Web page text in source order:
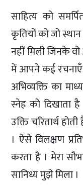
साहित्य को
कृतियों को जो
नहीं मिली जिनके
में आपने कई रचनाएँ
अभिव्यक्ति का
स्नेह को दिखाता
उक्ति चरितार्थ
। ऐसे विलक्षण
करता है । मेरा
सानिध्य मुझे मिला ।